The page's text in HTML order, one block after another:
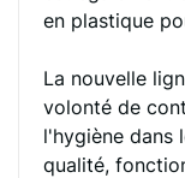
en plastique
La nouvelle
volonté de
l'hygiène dans
qualité,